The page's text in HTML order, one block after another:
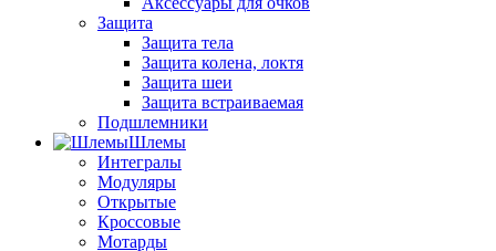
Защита
Защита тела
Защита колена, локтя
Защита шеи
Защита встраиваемая
Подшлемники
Шлемы
Интегралы
Модуляры
Открытые
Кроссовые
Мотарды